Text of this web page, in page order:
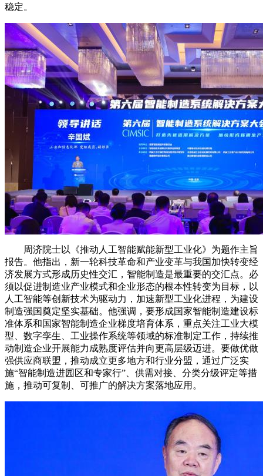
稳定。
周济院士以《推动人工智能赋能新型工业化》为题作主旨
报告。他指出，新一轮科技革命和产业变革与我国加快转变经
济发展方式形成历史性交汇，智能制造是最重要的交汇点。必
须以促进制造业产业模式和企业形态的根本性转变为目标，以
人工智能等创新技术为驱动力，加速新型工业化进程，为建设
制造强国奠定坚实基础。他强调，要形成国家智能制造建设标
准体系和国家智能制造企业梯度培育体系，重点关注工业大模
型、数字孪生、工业操作系统等领域的标准制定工作，持续推
动制造企业开展能力成熟度评估并向更高层级迈进。要做优做
强供应商联盟，推动成立更多地方和行业分盟，通过广泛实
施“智能制造进园区和专家行”、供需对接、分类分级评定等措
施，推动可复制、可推广的解决方案落地应用。